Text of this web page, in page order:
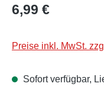
Regulärer Preis:
6,99 €
Preise inkl. MwSt.
Sofort verfügbar,